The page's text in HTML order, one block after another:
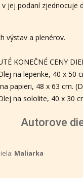
jej podaní zjednocuje
výstav a plenérov.
KONEČNÉ CENY
na lepenke, 40 x 50
papieri, 48 x 63 cm.
na sololite, 40 x 30
Autorove
Maliarka